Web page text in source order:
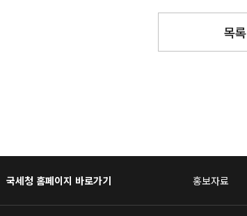
목록
국세청 홈페이지 바로가기 홍보자료